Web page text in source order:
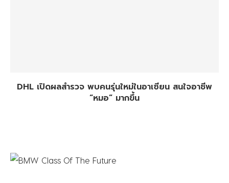
DHL เปิดผลสำรวจ พบคนรุ่นใหม่ในอาเซียน สนใจอาชีพ
“หมอ” มากขึ้น